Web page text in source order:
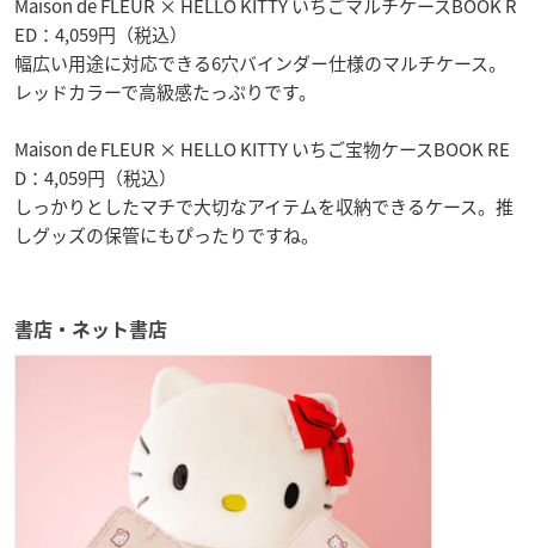
Maison de FLEUR × HELLO KITTY いちごマルチケースBOOK R
ED：4,059円（税込）
幅広い用途に対応できる6穴バインダー仕様のマルチケース。
レッドカラーで高級感たっぷりです。
Maison de FLEUR × HELLO KITTY いちご宝物ケースBOOK RE
D：4,059円（税込）
しっかりとしたマチで大切なアイテムを収納できるケース。推
しグッズの保管にもぴったりですね。
書店・ネット書店